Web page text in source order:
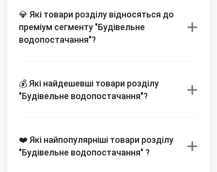
💎 Які товари розділу відносяться до
преміум сегменту "Будівельне
водопостачання"?
💰 Які найдешевші товари розділу
"Будівельне водопостачання"?
❤️ Які найпопулярніші товари розділу
"Будівельне водопостачання" ?